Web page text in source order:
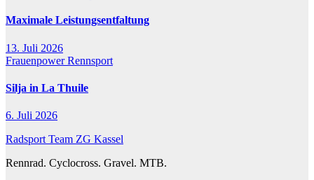
Maximale Leistungsentfaltung
13. Juli 2026
FrauenpowerRennsport
Silja in La Thuile
6. Juli 2026
Radsport Team ZG Kassel
Rennrad. Cyclocross. Gravel. MTB.